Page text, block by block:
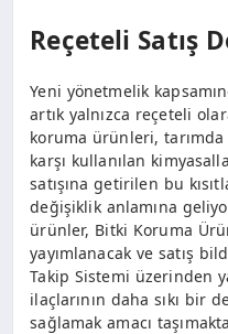
Reçeteli Satış
Yeni yönetmelik
artık yalnızca reçeteli
koruma ürünleri, tarımda
karşı kullanılan
satışına getirilen bu
değişiklik anlamına
ürünler, Bitki Koruma
yayımlanacak ve satış
Takip Sistemi üzerinden
ilaçlarının daha sıkı bir
sağlamak amacı